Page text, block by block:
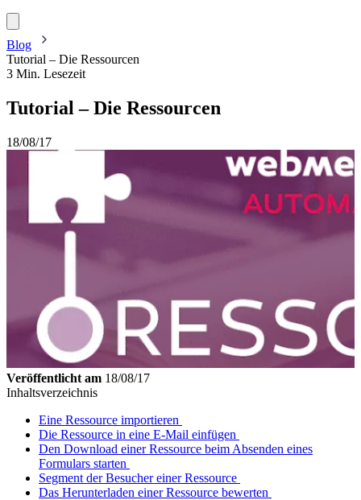
Blog
Tutorial – Die Ressourcen
3 Min. Lesezeit
Tutorial – Die Ressourcen
18/08/17
Veröffentlicht am 18/08/17
Inhaltsverzeichnis
Eine Ressource importieren
Die Ressource in eine E-Mail einfügen
Den Download einer Ressource beim Absenden eines
Formulars starten
Segment der Besucher einer Ressource
Das Herunterladen einer Ressource bewerten